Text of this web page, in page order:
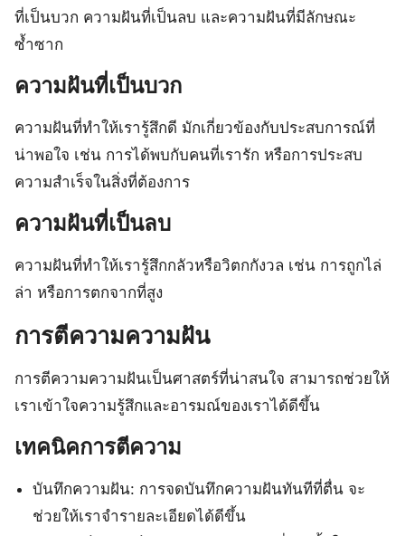
ที่เป็นบวก ความฝันที่เป็นลบ และความฝันที่มีลักษณะ
ซ้ำซาก
ความฝันที่เป็นบวก
ความฝันที่ทำให้เรารู้สึกดี มักเกี่ยวข้องกับประสบการณ์ที่
น่าพอใจ เช่น การได้พบกับคนที่เรารัก หรือการประสบ
ความสำเร็จในสิ่งที่ต้องการ
ความฝันที่เป็นลบ
ความฝันที่ทำให้เรารู้สึกกลัวหรือวิตกกังวล เช่น การถูกไล่
ล่า หรือการตกจากที่สูง
การตีความความฝัน
การตีความความฝันเป็นศาสตร์ที่น่าสนใจ สามารถช่วยให้
เราเข้าใจความรู้สึกและอารมณ์ของเราได้ดีขึ้น
เทคนิคการตีความ
บันทึกความฝัน: การจดบันทึกความฝันทันทีที่ตื่น จะ
ช่วยให้เราจำรายละเอียดได้ดีขึ้น